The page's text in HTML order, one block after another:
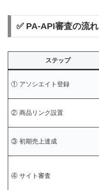
✅ PA-API審査の流れ
ステップ
① アソシエイト登録
② 商品リンク設置
③ 初期売上達成
④ サイト審査